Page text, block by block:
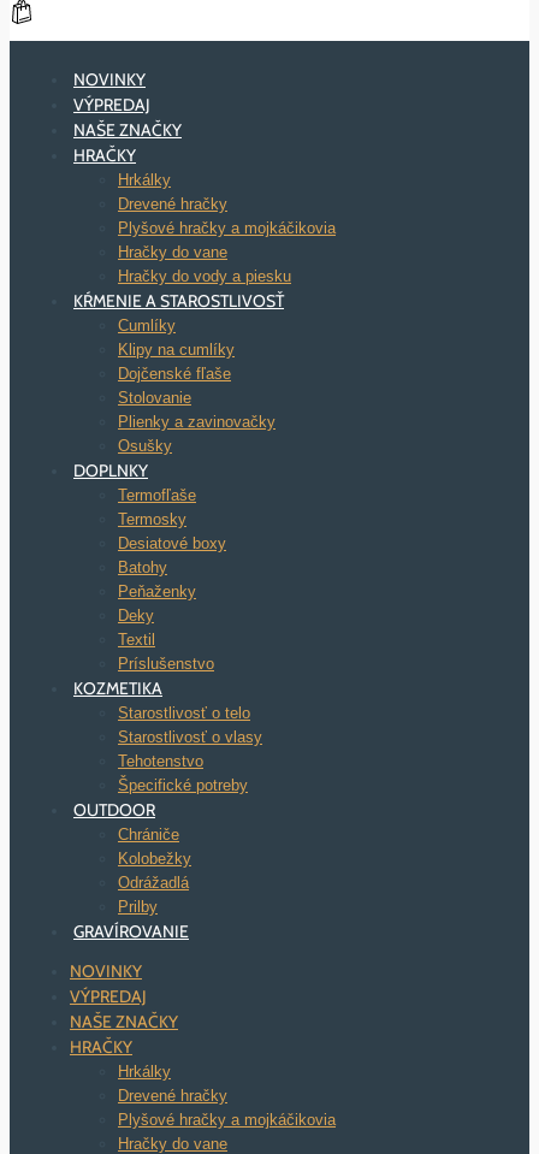
NOVINKY
VÝPREDAJ
NAŠE ZNAČKY
HRAČKY
Hrkálky
Drevené hračky
Plyšové hračky a mojkáčikovia
Hračky do vane
Hračky do vody a piesku
KŔMENIE A STAROSTLIVOSŤ
Cumlíky
Klipy na cumlíky
Dojčenské fľaše
Stolovanie
Plienky a zavinovačky
Osušky
DOPLNKY
Termofľaše
Termosky
Desiatové boxy
Batohy
Peňaženky
Deky
Textil
Príslušenstvo
KOZMETIKA
Starostlivosť o telo
Starostlivosť o vlasy
Tehotenstvo
Špecifické potreby
OUTDOOR
Chrániče
Kolobežky
Odrážadlá
Prilby
GRAVÍROVANIE
NOVINKY
VÝPREDAJ
NAŠE ZNAČKY
HRAČKY
Hrkálky
Drevené hračky
Plyšové hračky a mojkáčikovia
Hračky do vane